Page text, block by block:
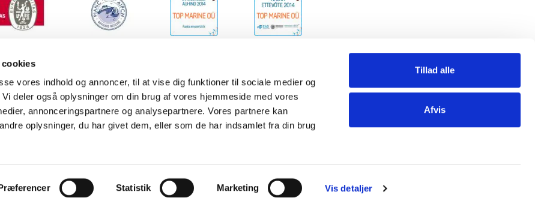
cookies
vores indhold og annoncer, til at vise dig funktioner til sociale medier og
deler også oplysninger om din brug af vores hjemmeside med vores
annonceringspartnere og analysepartnere. Vores partnere kan
oplysninger, du har givet dem, eller som de har indsamlet fra din brug
Statistik Marketing Vis detaljer
Tillad alle
Afvis
Top Marine OÜ, - Tel: +45 2345 5930 -
info@topmarine.dk